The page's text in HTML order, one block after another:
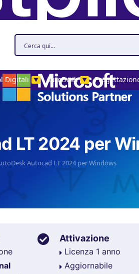
Digitali ▼ AutoDesk ▼
LT 2024 per
Autocad LT 2024 per Windows
Attivazione
Licenza 1 anno
Aggiornabile